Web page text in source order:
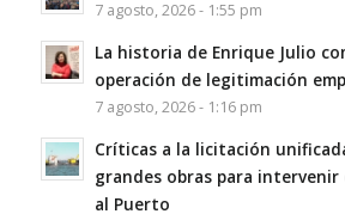
7 agosto, 2026 - 1:55 pm
La historia de Enrique Julio
operación de legitimación
7 agosto, 2026 - 1:16 pm
Críticas a la licitación
grandes obras para intervenir
al Puerto